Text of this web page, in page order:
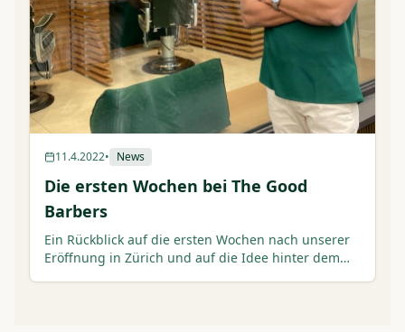
11.4.2022• News
Die ersten Wochen bei The Good
Barbers
Ein Rückblick auf die ersten Wochen nach unserer
Eröffnung in Zürich und auf die Idee hinter dem